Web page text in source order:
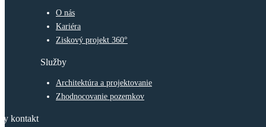
O nás
Kariéra
Ziskový projekt 360°
Služby
Architektúra a projektovanie
Zhodnocovanie pozemkov
kontakt